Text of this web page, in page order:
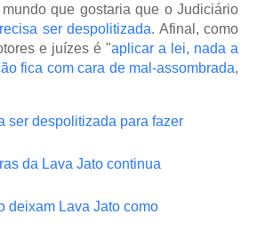
que gostaria que o Judiciário
ser despolitizada. Afinal, como
e juízes é "aplicar a lei, nada a
fica com cara de mal-assombrada,
ser despolitizada para fazer
da Lava Jato continua
deixam Lava Jato como